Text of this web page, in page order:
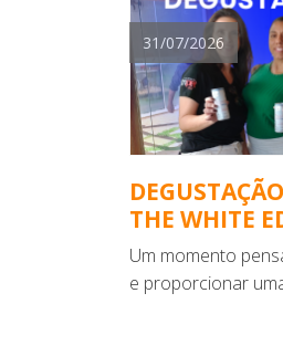
31/07/2026
THE WHITE
Um momento
e proporcionar